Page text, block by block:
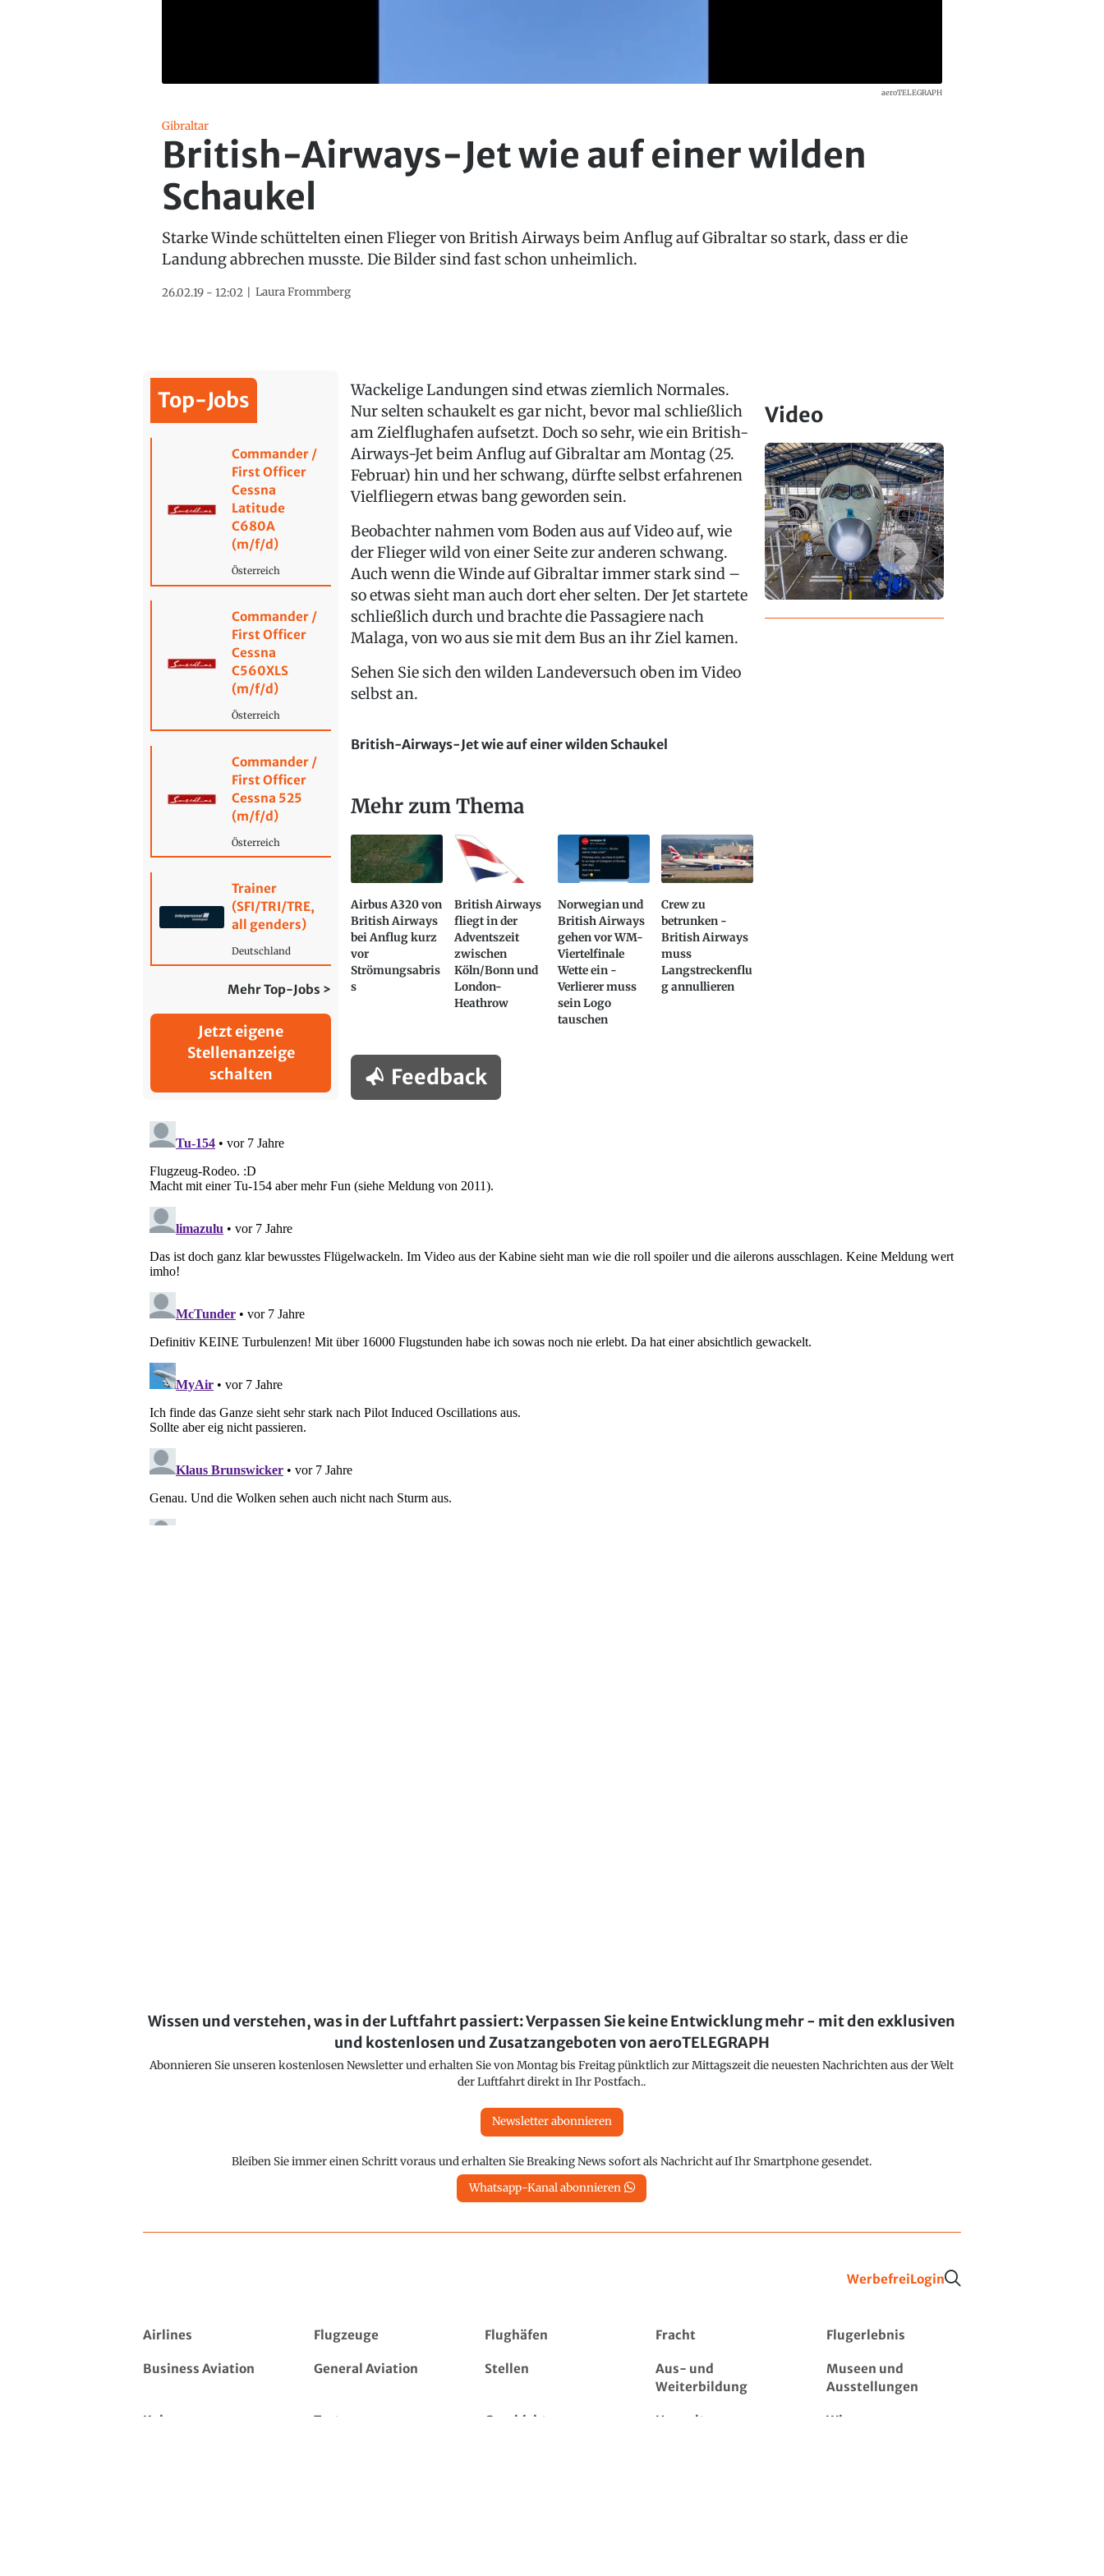
aeroTELEGRAPH
Gibraltar
British-Airways-Jet wie auf einer wilden
Schaukel
Starke Winde schüttelten einen Flieger von British Airways beim Anflug auf Gibraltar so stark, dass er die
Landung abbrechen musste. Die Bilder sind fast schon unheimlich.
26.02.19 - 12:02 Laura Frommberg
Top-Jobs
Commander /
First Officer
Cessna
Latitude
C680A
(m/f/d)
Österreich
Commander /
First Officer
Cessna
C560XLS
(m/f/d)
Österreich
Commander /
First Officer
Cessna 525
(m/f/d)
Österreich
Trainer
(SFI/TRI/TRE,
all genders)
Deutschland
Mehr Top-Jobs >
Jetzt eigene
Stellenanzeige
schalten
Wackelige Landungen sind etwas ziemlich Normales.
Nur selten schaukelt es gar nicht, bevor mal schließlich
am Zielflughafen aufsetzt. Doch so sehr, wie ein British-
Airways-Jet beim Anflug auf Gibraltar am Montag (25.
Februar) hin und her schwang, dürfte selbst erfahrenen
Vielfliegern etwas bang geworden sein.
Beobachter nahmen vom Boden aus auf Video auf, wie
der Flieger wild von einer Seite zur anderen schwang.
Auch wenn die Winde auf Gibraltar immer stark sind –
so etwas sieht man auch dort eher selten. Der Jet startete
schließlich durch und brachte die Passagiere nach
Malaga, von wo aus sie mit dem Bus an ihr Ziel kamen.
Sehen Sie sich den wilden Landeversuch oben im Video
selbst an.
British-Airways-Jet wie auf einer wilden Schaukel
Mehr zum Thema
Airbus A320 von
British Airways
bei Anflug kurz
vor
Strömungsabris
s
British Airways
fliegt in der
Adventszeit
zwischen
Köln/Bonn und
London-
Heathrow
Norwegian und
British Airways
gehen vor WM-
Viertelfinale
Wette ein -
Verlierer muss
sein Logo
tauschen
Crew zu
betrunken -
British Airways
muss
Langstreckenflu
g annullieren
Feedback
Video
Wissen und verstehen, was in der Luftfahrt passiert: Verpassen Sie keine Entwicklung mehr - mit den exklusiven
und kostenlosen und Zusatzangeboten von aeroTELEGRAPH
Abonnieren Sie unseren kostenlosen Newsletter und erhalten Sie von Montag bis Freitag pünktlich zur Mittagszeit die neuesten Nachrichten aus der Welt
der Luftfahrt direkt in Ihr Postfach..
Newsletter abonnieren
Bleiben Sie immer einen Schritt voraus und erhalten Sie Breaking News sofort als Nachricht auf Ihr Smartphone gesendet.
Whatsapp-Kanal abonnieren
WerbefreiLogin
Airlines Flugzeuge Flughäfen Fracht Flugerlebnis
Business Aviation General Aviation Stellen
Aus- und
Weiterbildung
Museen und
Ausstellungen
Kolumnen Tests Geschichte Umwelt Wissen